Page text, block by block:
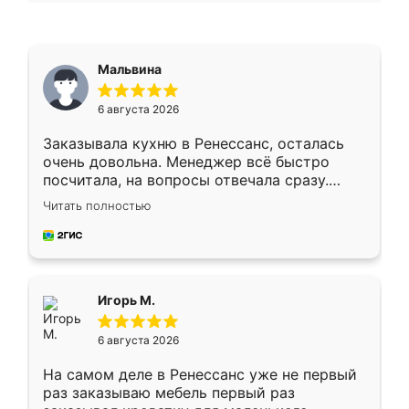
Мальвина
6 августа 2026
Заказывала кухню в Ренессанс, осталась
очень довольна. Менеджер всё быстро
посчитала, на вопросы отвечала сразу.
Замерщик приехал в субботу, подошёл к
делу со всей ответственностью. Собрали
за день, ребята работали аккуратно, даже
Читать полностью
Игорь М.
6 августа 2026
На самом деле в Ренессанс уже не первый
раз заказываю мебель первый раз